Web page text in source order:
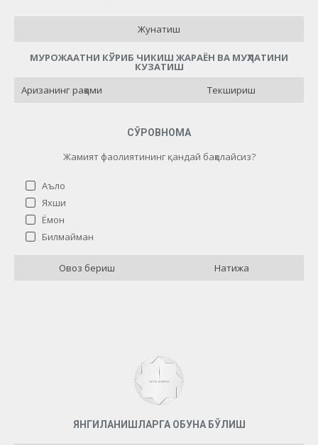
Жунатиш
МУРОЖААТНИ КЎРИБ ЧИКИШ ЖАРАЁН ВА МУҲЛАТИНИ
КУЗАТИШ
Текшириш
СЎРОВНОМА
Жамият фаолиятининг қандай баҳолайсиз?
Аъло
Яхши
Ёмон
Билмайман
Натижа
Овоз бериш
Жамият фаолиятининг қандай баҳолайсиз?
ЯНГИЛАНИШЛАРГА ОБУНА БЎЛИШ